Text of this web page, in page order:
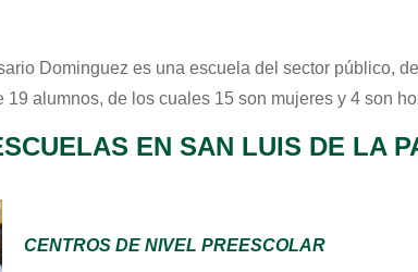
Dominguez es una escuela del sector público,
19 alumnos, de los cuales 15 son mujeres y 4 son
EN SAN LUIS DE LA
CENTROS DE NIVEL PREESCOLAR